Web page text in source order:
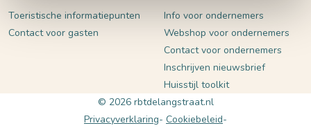
Toeristische informatiepunten
Contact voor gasten
Info voor ondernemers
Webshop voor ondernemers
Contact voor ondernemers
Inschrijven nieuwsbrief
Huisstijl toolkit
© 2026 rbtdelangstraat.nl
Privacyverklaring Cookiebeleid